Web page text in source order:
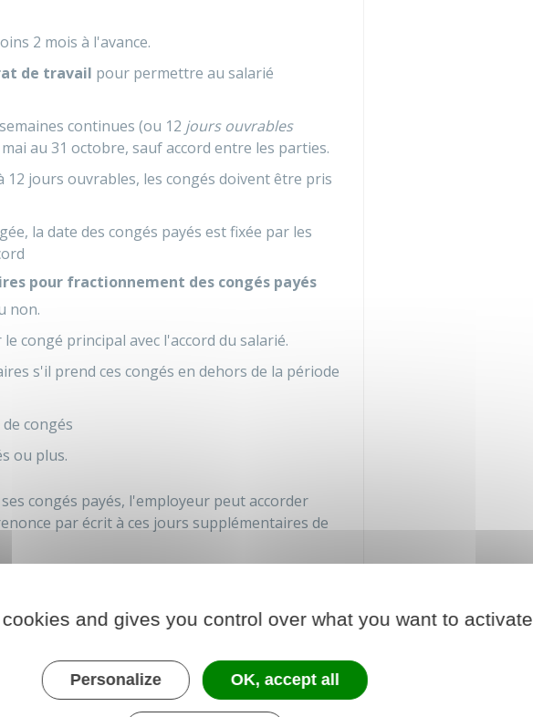
2 mois à l'avance.
de travail pour permettre au salarié
continues (ou 12 jours ouvrables
mai au 31 octobre, sauf accord entre les parties.
jours ouvrables, les congés doivent être pris
la date des congés payés est fixée par les
pour fractionnement des congés payés
non.
congé principal avec l'accord du salarié.
s'il prend ces congés en dehors de la période
congés
ou plus.
congés payés, l'employeur peut accorder
par écrit à ces jours supplémentaires de
de 4 semaines (ou 24 jours ouvrables) si les
supplémentaires de congé pour
ouvrableoù le salarié aurait du normalement
and gives you control over what you want to activate
Personalize OK, accept all